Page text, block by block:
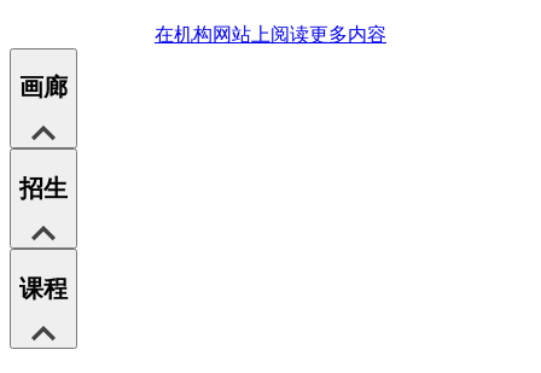
在机构网站上阅读更多内容
画廊
招生
课程